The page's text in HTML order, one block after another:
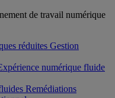
de travail numérique
réduites Gestion
numérique fluide
Remédiations